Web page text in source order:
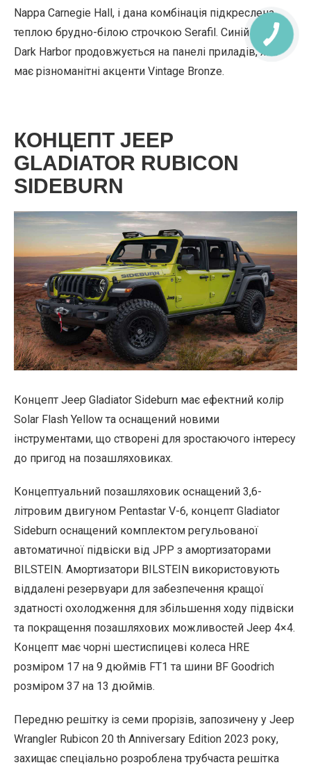
Nappa Carnegie Hall, і дана комбінація підкреслена
теплою брудно-білою строчкою Serafil. Синій колір
Dark Harbor продовжується на панелі приладів, яка
має різноманітні акценти Vintage Bronze.
КОНЦЕПТ JEEP
GLADIATOR RUBICON
SIDEBURN
Концепт Jeep Gladiator Sideburn має ефектний колір
Solar Flash Yellow та оснащений новими
інструментами, що створені для зростаючого інтересу
до пригод на позашляховиках.
Концептуальний позашляховик оснащений 3,6-
літровим двигуном Pentastar V-6, концепт Gladiator
Sideburn оснащений комплектом регульованої
автоматичної підвіски від JPP з амортизаторами
BILSTEIN. Амортизатори BILSTEIN використовують
віддалені резервуари для забезпечення кращої
здатності охолодження для збільшення ходу підвіски
та покращення позашляхових можливостей Jeep 4×4.
Концепт має чорні шестиспицеві колеса HRE
розміром 17 на 9 дюймів FT1 та шини BF Goodrich
розміром 37 на 13 дюймів.
Передню решітку із семи прорізів, запозичену у Jeep
Wrangler Rubicon 20 th Anniversary Edition 2023 року,
захищає спеціально розроблена трубчаста решітка